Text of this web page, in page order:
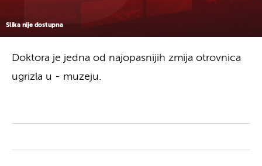
Slika nije dostupna
Doktora je jedna od najopasnijih zmija otrovnica
ugrizla u - muzeju.